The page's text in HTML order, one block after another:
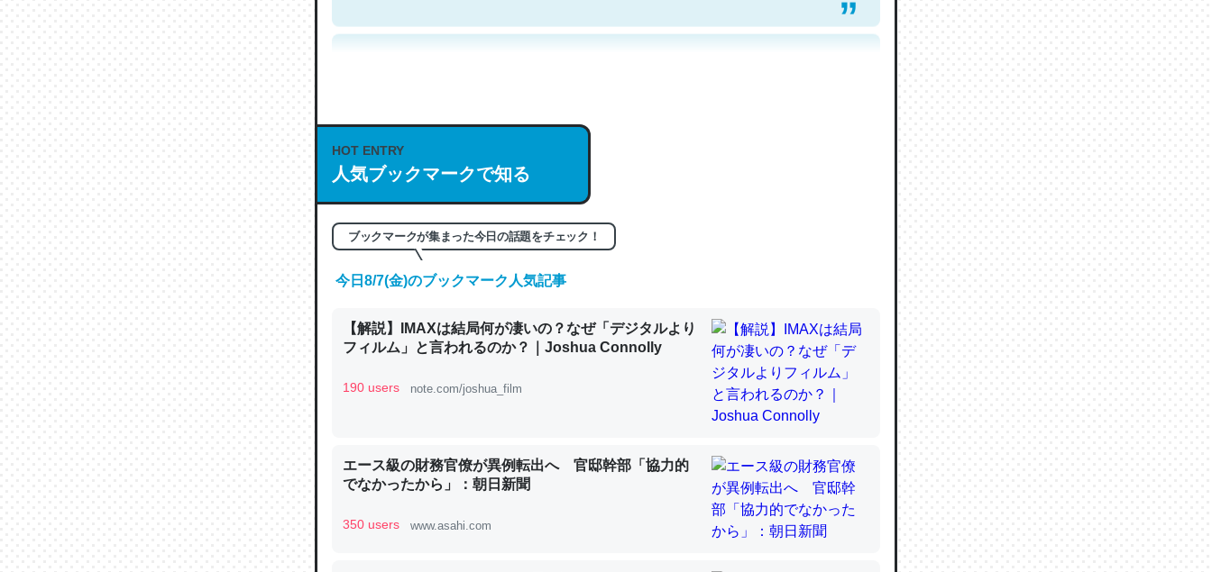
これは良記事。32768トークンだと英語小説100ページ分くらい。小説でいう「ずっと前
の伏線」は回収されないけど、短期記憶というには多い分量。進化すればするほど分かり
やすく強くなりそう
昆虫ってカルシウム少ないのか。知らんかった。調べたらコオロギのカルシウム分はエビ
─ニュース :: 【研究発表】昆虫学の大問題＝「昆虫はなぜ海にいないのか」に関する新仮説
HOT ENTRY
人気ブックマークで知る
ブックマークが集まった今日の話題をチェック！
今日8/7(金)のブックマーク人気記事
【解説】IMAXは結局何が凄いの？なぜ「デジタルより
フィルム」と言われるのか？｜Joshua Connolly
190 users note.com/joshua_film
エース級の財務官僚が異例転出へ 官邸幹部「協力的
でなかったから」：朝日新聞
350 users www.asahi.com